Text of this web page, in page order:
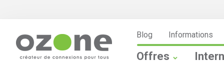
Blog Informations
Offres